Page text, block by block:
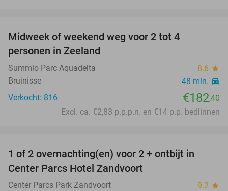
Midweek of weekend weg voor 2 tot 4
personen in Zeeland
Summio Parc Aquadelta 8.6 star
Bruinisse 48 min. directions_car
Verkocht: 816 €182,40
Excl. ca. €2,83 p.p.p.n. en €14 p.p. bedlinnen
1 of 2 overnachting(en) voor 2 + ontbijt in
Center Parcs Hotel Zandvoort
Center Parcs Park Zandvoort 9.2 star